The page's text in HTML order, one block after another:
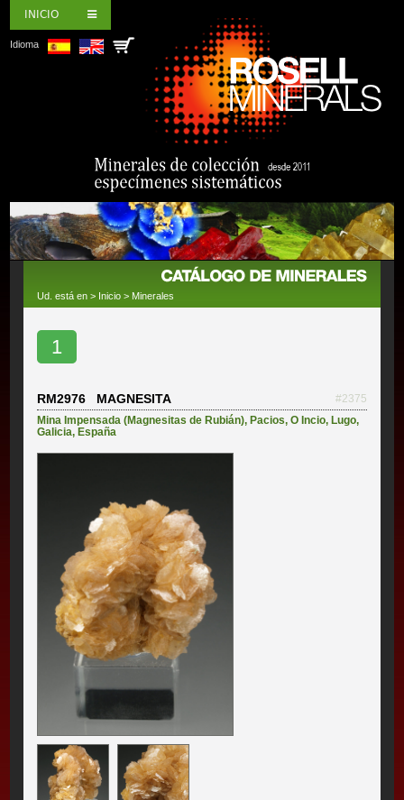
INICIO
Idioma
Ud. está en > Inicio > Minerales
1
RM2976 MAGNESITA
#2375
Mina Impensada (Magnesitas de Rubián), Pacios,O Incio, Lugo,
Galicia, España